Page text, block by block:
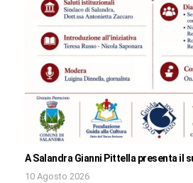
A Salandra Gianni Pittella presenta il
10 Agosto 2026